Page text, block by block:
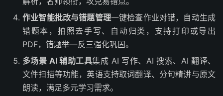
作业智能批改与错题管理一键检查作业对错，自动生成
错题本，拍照去手写、自动归类，支持打印或导出
PDF，错题举一反三强化巩固。
多场景 AI 辅助工具集成 AI 写作、AI 搜索、AI 翻译、
文件扫描等功能，英语支持取词翻译、分句精讲与原文
朗读，满足多元学习需求。